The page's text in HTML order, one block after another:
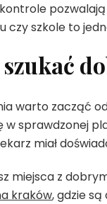
czy szkole to
szukać
warto zacząć
w sprawdzonej
miał
miejsca z
kraków, gdzie